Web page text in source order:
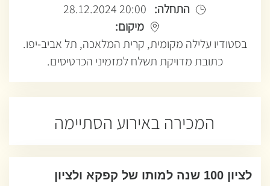
התחלה: 20:00 28.12.2024
מיקום:
בסטודיו עלילה מקומית, קרית המלאכה, תל אביב-יפו.
כתובת מדויקת תשלח למזמיני הכרטיסים.
המכירה באירוע הסתיימה
לציון 100 שנה למותו של קפקא ולציון